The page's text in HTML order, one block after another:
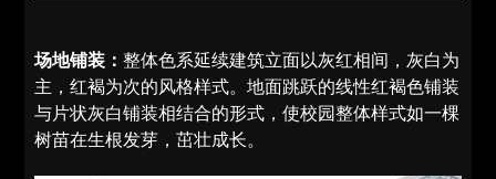
场地铺装：整体色系延续建筑立面以灰红相间，灰白为
主，红褐为次的风格样式。地面跳跃的线性红褐色铺装
与片状灰白铺装相结合的形式，使校园整体样式如一棵
树苗在生根发芽，茁壮成长。